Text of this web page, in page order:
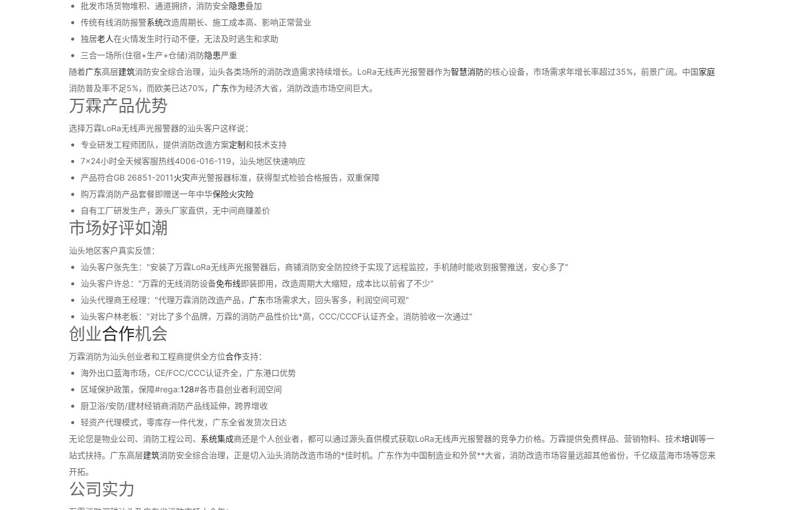
批发市场货物堆积、通道拥挤，消防安全隐患叠加
传统有线消防报警系统改造周期长、施工成本高、影响正常营业
独居老人在火情发生时行动不便，无法及时逃生和求助
三合一场所(住宿+生产+仓储)消防隐患严重
随着广东高层建筑消防安全综合治理，汕头各类场所的消防改造需求持续增长。LoRa无线声光报警器作为智慧消防的核心设备，市场需求年增长率超过35%，前景广阔。中国家庭
消防普及率不足5%，而欧美已达70%， 广东作为经济大省，消防改造市场空间巨大。
万霖产品优势
选择万霖LoRa无线声光报警器的汕头客户这样说：
专业研发工程师团队，提供消防改造方案定制和技术支持
7×24小时全天候客服热线4006-016-119，汕头地区快速响应
产品符合GB 26851-2011火灾声光警报器标准，获得型式检验合格报告，双重保障
购万霖消防产品套餐即赠送一年中华保险火灾险
自有工厂研发生产，源头厂家直供，无中间商赚差价
市场好评如潮
汕头地区客户真实反馈：
汕头客户张先生："安装了万霖LoRa无线声光报警器后，商铺消防安全防控终于实现了远程监控，手机随时能收到报警推送，安心多了"
汕头客户许总："万霖的无线消防设备免布线即装即用，改造周期大大缩短，成本比以前省了不少"
汕头代理商王经理："代理万霖消防改造产品， 广东市场需求大，回头客多，利润空间可观"
汕头客户林老板："对比了多个品牌，万霖的消防产品性价比*高，CCC/CCCF认证齐全，消防验收一次通过"
创业合作机会
万霖消防为汕头创业者和工程商提供全方位合作支持：
海外出口蓝海市场，CE/FCC/CCC认证齐全，广东港口优势
区域保护政策，保障#rega:128#各市县创业者利润空间
厨卫浴/安防/建材经销商消防产品线延伸，跨界增收
轻资产代理模式，零库存一件代发，广东全省发货次日达
无论您是物业公司、消防工程公司、 系统集成商还是个人创业者，都可以通过源头直供模式获取LoRa无线声光报警器的竞争力价格。万霖提供免费样品、营销物料、技术培训等一
站式扶持。广东高层建筑消防安全综合治理，正是切入汕头消防改造市场的*佳时机。广东作为中国制造业和外贸**大省，消防改造市场容量远超其他省份，千亿级蓝海市场等您来
开拓。
公司实力